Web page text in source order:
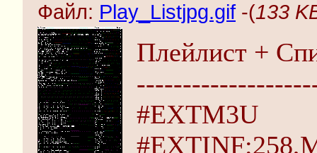
Файл: Play_Listjpg.gif -(133
Плейлист +
#EXTM3U